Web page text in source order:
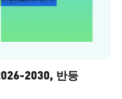
2030, 반등